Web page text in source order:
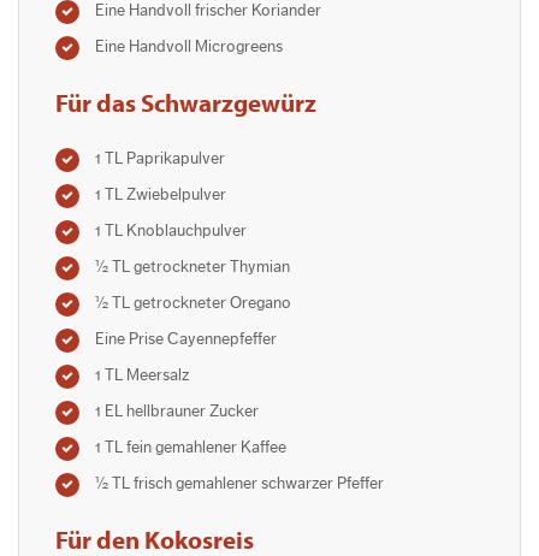
Eine Handvoll frischer Koriander
Eine Handvoll Microgreens
Für das Schwarzgewürz
1 TL Paprikapulver
1 TL Zwiebelpulver
1 TL Knoblauchpulver
½ TL getrockneter Thymian
½ TL getrockneter Oregano
Eine Prise Cayennepfeffer
1 TL Meersalz
1 EL hellbrauner Zucker
1 TL fein gemahlener Kaffee
½ TL frisch gemahlener schwarzer Pfeffer
Für den Kokosreis